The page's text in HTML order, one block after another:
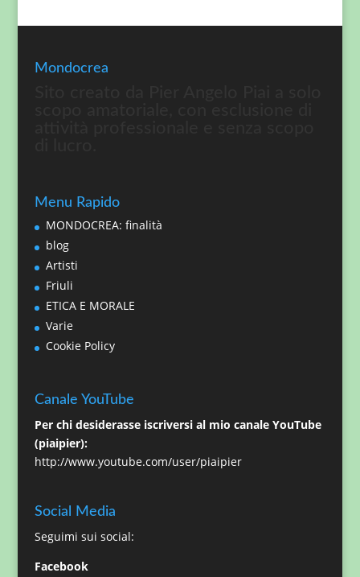
Mondocrea
Menu Rapido
MONDOCREA: finalità
blog
Artisti
Friuli
ETICA E MORALE
Varie
Cookie Policy
Canale YouTube
Per chi desiderasse iscriversi al mio canale YouTube
(piaipier):
http://www.youtube.com/user/piaipier
Social Media
Seguimi sui social:
Facebook